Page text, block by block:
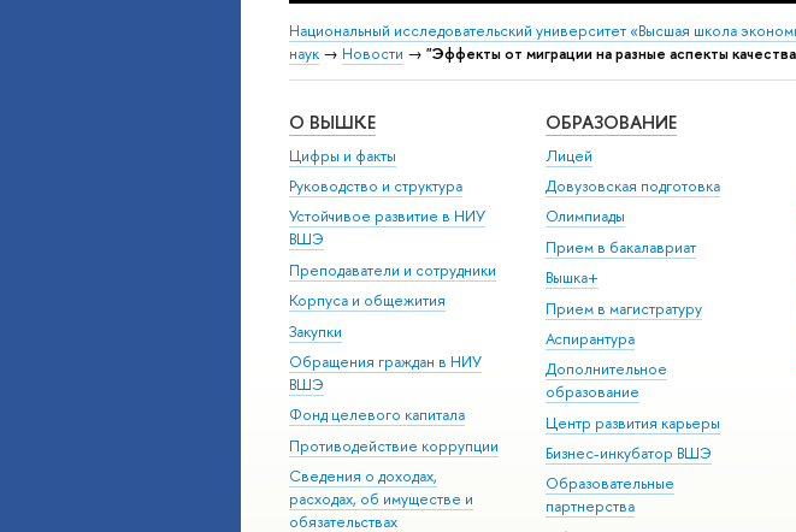
Национальный исследовательский университет «Высшая школа
наук → Новости → "Эффекты от миграции на разные аспекты
О ВЫШКЕ
Цифры и факты
Руководство и структура
Устойчивое развитие в НИУ
ВШЭ
Преподаватели и сотрудники
Корпуса и общежития
Закупки
Обращения граждан в НИУ
ВШЭ
Фонд целевого капитала
Противодействие коррупции
Сведения о доходах,
расходах, об имуществе и
обязательствах
ОБРАЗОВАНИЕ
Лицей
Довузовская подготовка
Олимпиады
Прием в бакалавриат
Вышка+
Прием в магистратуру
Аспирантура
Дополнительное
образование
Центр развития карьеры
Бизнес-инкубатор ВШЭ
Образовательные
партнерства